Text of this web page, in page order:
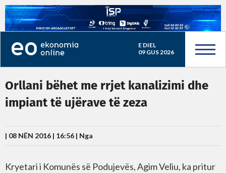
E DIEL
09 GUS 2026
Orllani bëhet me rrjet kanalizimi dhe
impiant të ujërave të zeza
| 08 NËN 2016 | 16:56 | Nga
Kryetari i Komunës së Podujevës, Agim Veliu, ka pritur